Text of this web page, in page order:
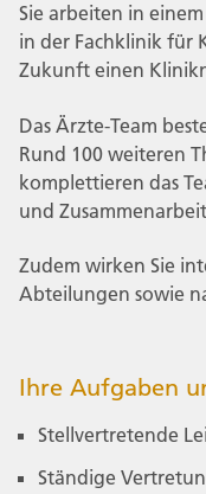
Sie arbeiten in
in der Fachklinik für
Zukunft einen
Das Ärzte-Team
Rund 100 weiteren
komplettieren das
und
Zudem wirken Sie
Abteilungen sowie
Ihre Aufgaben
Stellvertretende
Ständige